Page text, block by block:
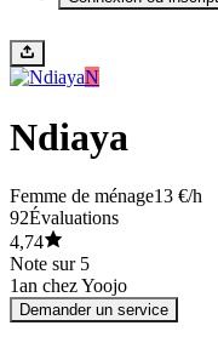
N
Ndiaya
Femme de ménage13 €/h
92Évaluations
4,74
Note sur 5
1an chez Yoojo
Demander un service